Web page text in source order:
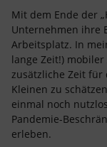
Mit dem Ende der
Unternehmen ihre
Arbeitsplatz. In
lange Zeit!)
zusätzliche Zeit
Kleinen zu
einmal noch
Pandemie-
erleben.